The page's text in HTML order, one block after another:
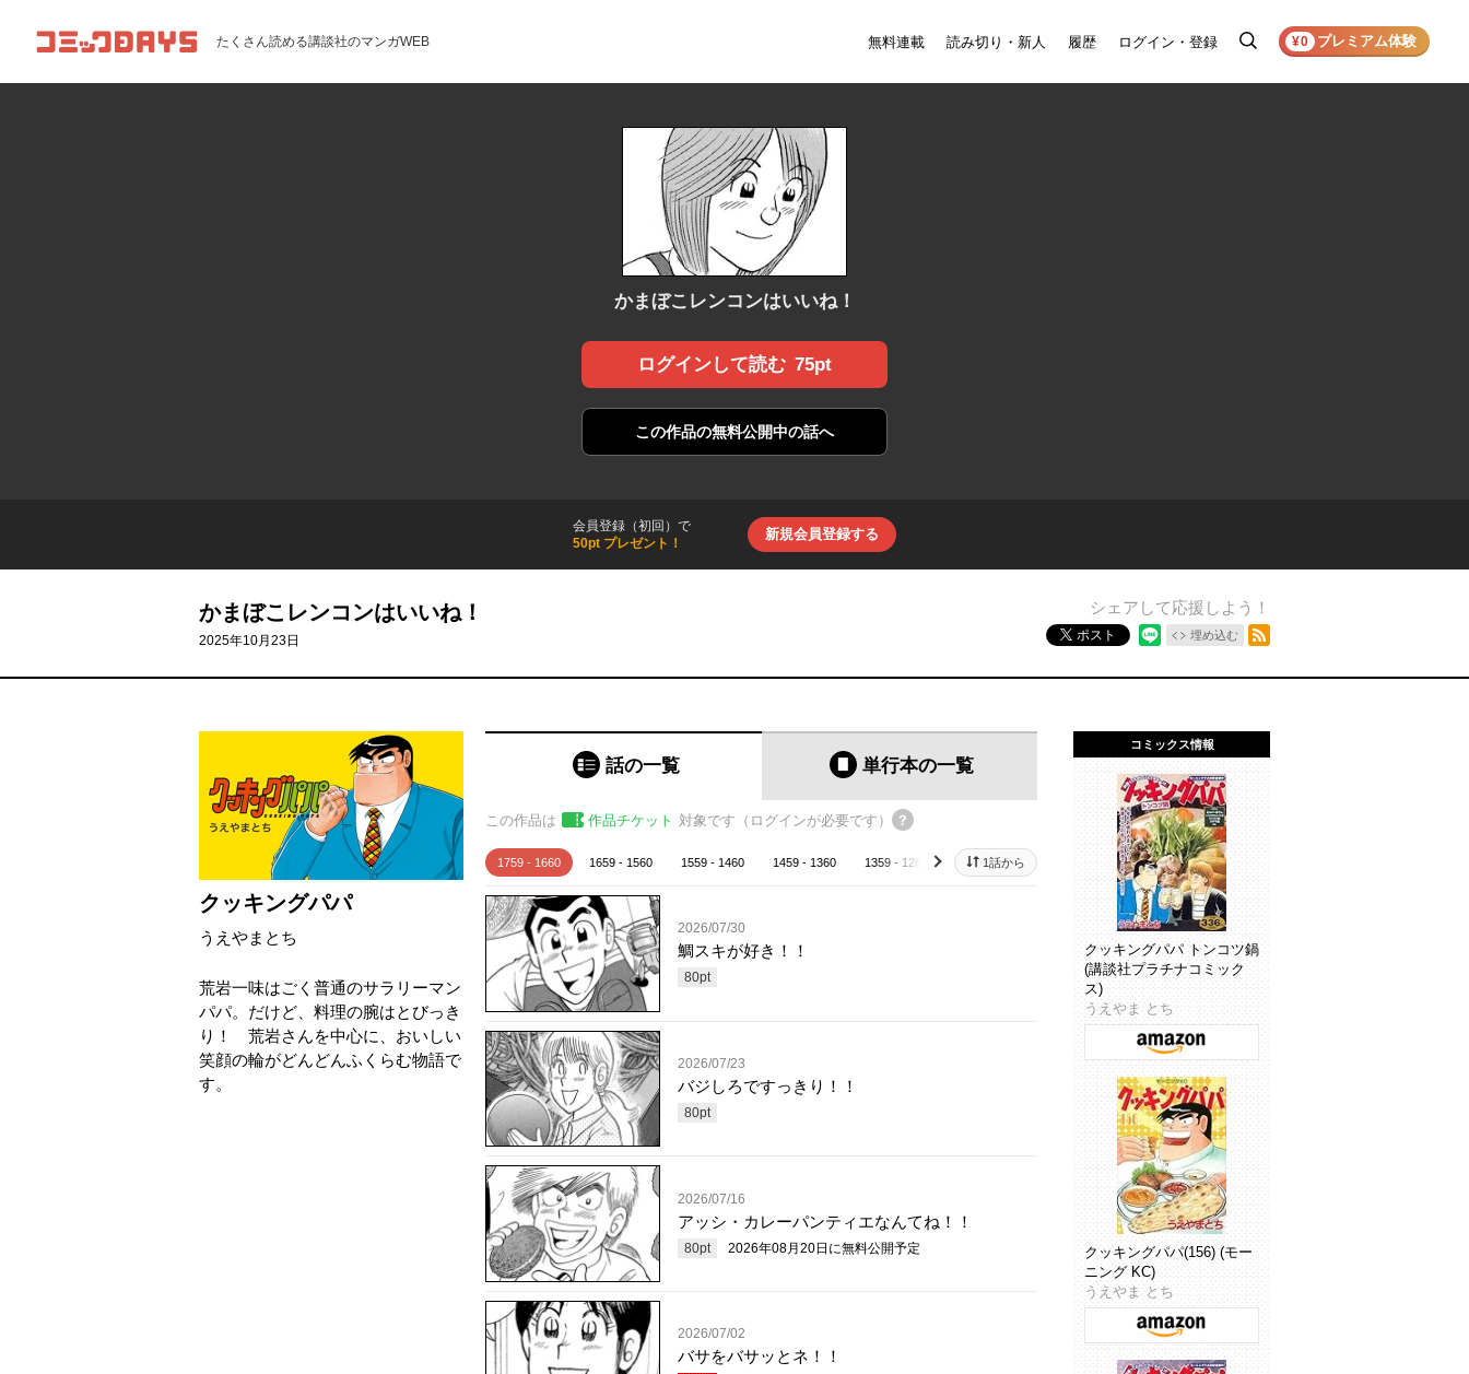
コミックDAYS たくさん読める講談社のマンガWEB 無料連載 読み切り・新人 履歴 ログイン・登録
検
¥0 プレミアム体験
かまぼこレンコンはいいね！
ログインして読む 75pt
この作品の無料公開中の話へ
会員登録（初回）で
50pt プレゼント！
新規会員登録する
かまぼこレンコンはいいね！
2025年10月23日
シェアして応援しよう！
ポスト 埋め込む
クッキングパパ
うえやまとち
荒岩一味はごく普通のサラリーマン
パパ。だけど、料理の腕はとびっき
り！ 荒岩さんを中心に、おいしい
笑顔の輪がどんどんふくらむ物語で
す。
話の一覧 単行本の一覧
この作品は 作品チケット 対象です（ログインが必要です）
1759 - 1660 1659 - 1560 1559 - 1460 1459 - 1360 1359 - 1260 1259 - 1160 1059 - 960
next 1話から
2026/07/30
鯛スキが好き！！
80pt
2026/07/23
バジしろですっきり！！
80pt
2026/07/16
アッシ・カレーパンティエなんてね！！
80pt 2026年08月20日 に無料公開予定
2026/07/02
バサをバサッとネ！！
コミックス情報
クッキングパパ トンコツ鍋
(講談社プラチナコミック
ス)
うえやま とち
クッキングパパ(156) (モー
ニング KC)
うえやま とち